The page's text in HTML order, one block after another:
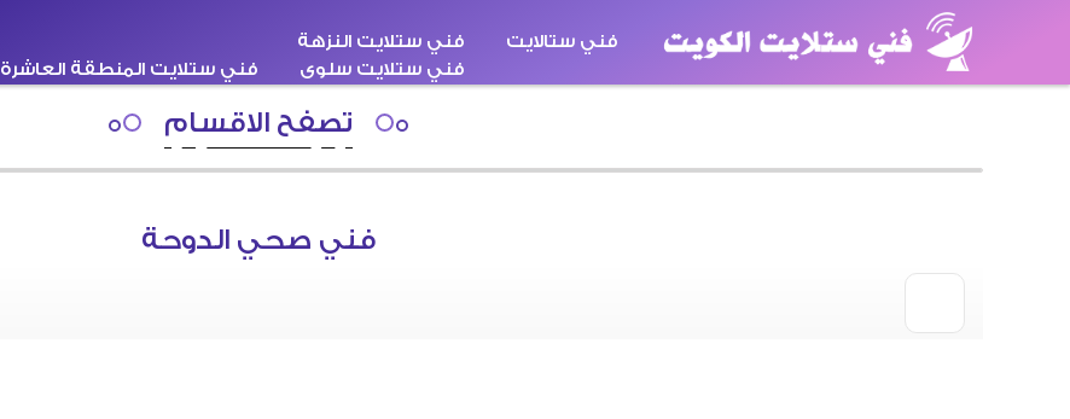
فني ستالايت
فني ستلايت النزهة
فني ستلايت سلوى
فني ستلايت المنطقة العاشرة
تصفح الاقسام
فني صحي الدوحة